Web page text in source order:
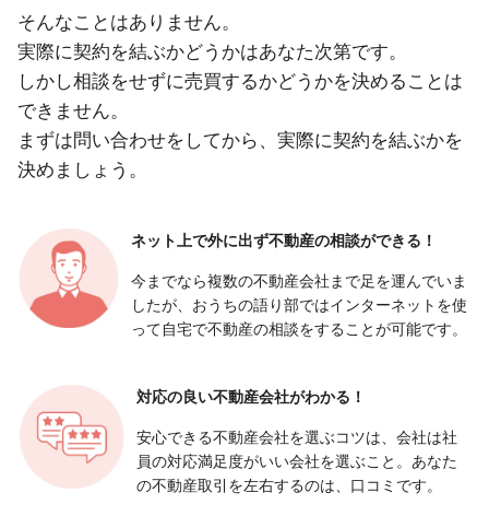
そんなことはありません。
実際に契約を結ぶかどうかはあなた次第です。
しかし相談をせずに売買するかどうかを決めることは
できません。
まずは問い合わせをしてから、実際に契約を結ぶかを
決めましょう。
ネット上で外に出ず不動産の相談ができる！
今までなら複数の不動産会社まで足を運んでいま
したが、おうちの語り部ではインターネットを使
って自宅で不動産の相談をすることが可能です。
対応の良い不動産会社がわかる！
安心できる不動産会社を選ぶコツは、会社は社
員の対応満足度がいい会社を選ぶこと。あなた
の不動産取引を左右するのは、口コミです。